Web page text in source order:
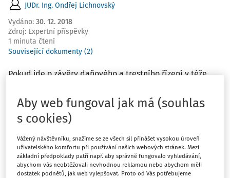
JUDr. Ing. Ondřej Lichnovský
Vydáno: 30. 12. 2018
Zdroj: Expertní příspěvky
1 minuta čtení
Související dokumenty (2)
Pokud jde o závěry daňového a trestního řízení v téže
zdůrazňuje, že předmět a kritéria daňového a trestního
řízení jsou zcela odlišná, neboť se jedná o specifická
řízení s odlišně pojatým rozložením důkazního břemene
a s odlišnými cíli. V případě daňového řízení jde o
správné a úplné zjištění, stanovení a splnění daňových
povinností, oproti tomu v případě trestního řízení jde
zjištění, zda byla spáchána trestná činnost, kdo ji
Aby web fungoval jak má (souhlas
s cookies)
Vážený návštěvníku, snažíme se ze všech sil přinášet vysokou úroveň
uživatelského komfortu při používání našich webových stránek. Mezi
základní předpoklady patří např. aby správně fungovalo vyhledávání,
abychom vás neobtěžovali nevhodnou reklamou nebo abychom měli
dostatek podnětů, jak web vylepšovat. Proto od Vás potřebujeme